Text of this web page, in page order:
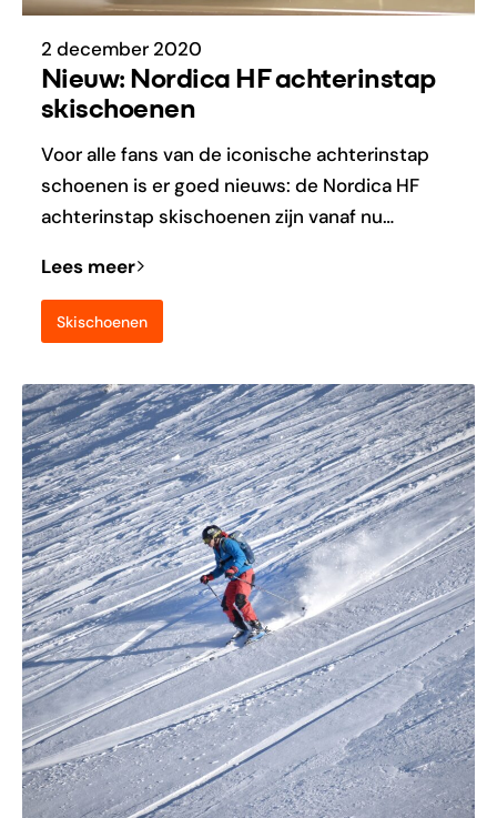
2 december 2020
Nieuw: Nordica HF achterinstap
skischoenen
Voor alle fans van de iconische achterinstap
schoenen is er goed nieuws: de Nordica HF
achterinstap skischoenen zijn vanaf nu…
Lees meer
Skischoenen